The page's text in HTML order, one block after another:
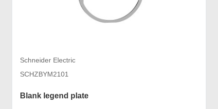
Schneider Electric
SCHZBYM2101
Blank legend plate